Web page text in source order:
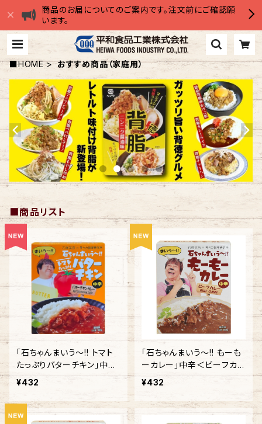
商品のお届についてのご案内です。注文前にご確認願
います。
■HOME おすすめ商品（家庭用）
■商品リスト
「石ちゃんまいう～!! トマト
たっぷりバターチキン」中辛
＜バターチキンカレー＞
¥432
「石ちゃんまいう～!! もーも
ーカレー」中辛＜ビーフカレ
ー＞
¥432